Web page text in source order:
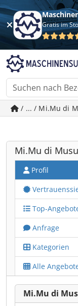
Gratis im
/ ... / Mi.Mu di
Mi.Mu di
Profil
Top-
Anfrage
Kategorien
Alle
Mi.Mu di